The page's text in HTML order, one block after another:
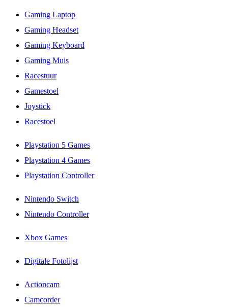
Gaming Laptop
Gaming Headset
Gaming Keyboard
Gaming Muis
Racestuur
Gamestoel
Joystick
Racestoel
Playstation 5 Games
Playstation 4 Games
Playstation Controller
Nintendo Switch
Nintendo Controller
Xbox Games
Digitale Fotolijst
Actioncam
Camcorder